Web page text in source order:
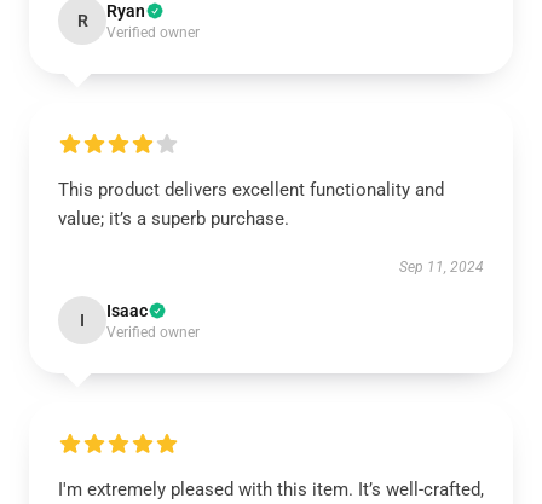
R Ryan
Verified owner
This product delivers excellent functionality and
value; it’s a superb purchase.
Sep 11, 2024
I Isaac
Verified owner
I'm extremely pleased with this item. It’s well-crafted,